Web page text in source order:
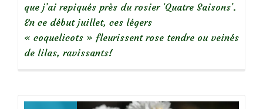
que j’ai repiqués près du rosier ‘Quatre Saisons’.
En ce début juillet, ces légers
« coquelicots » fleurissent rose tendre ou veinés
de lilas, ravissants!